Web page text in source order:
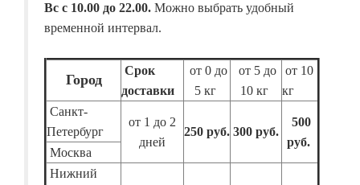
Вс с 10.00 до 22.00. Можно выбрать удобный
временной интервал.
Город
Срок
доставки
от 0 до
5 кг
от 5 до
10 кг
от 10
кг
Санкт-
Петербург
от 1 до 2
дней
250 руб. 300 руб.
500
руб.
Москва
Нижний